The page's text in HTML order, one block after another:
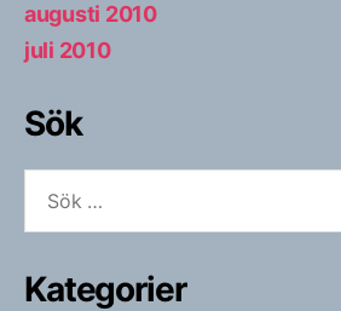
augusti 2010
juli 2010
Sök
efter:
Kategorier